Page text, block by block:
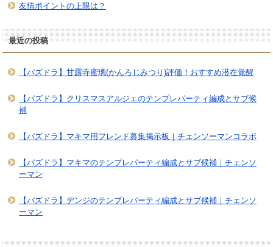
友情ポイントの上限は？
最近の投稿
【パズドラ】甘露寺蜜璃(かんろじみつり)評価！おすすめ潜在覚醒
【パズドラ】クリスマスアルジェのテンプレパーティ編成とサブ候
補
【パズドラ】マキマ用フレンド募集掲示板｜チェンソーマンコラボ
【パズドラ】マキマのテンプレパーティ編成とサブ候補｜チェンソ
ーマン
【パズドラ】デンジのテンプレパーティ編成とサブ候補｜チェンソ
ーマン